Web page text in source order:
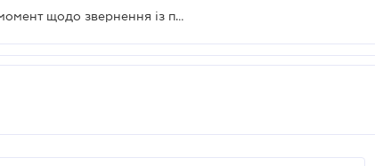
Велика Палата зазначила важливий момент щодо звернення із позовом в електронній формі